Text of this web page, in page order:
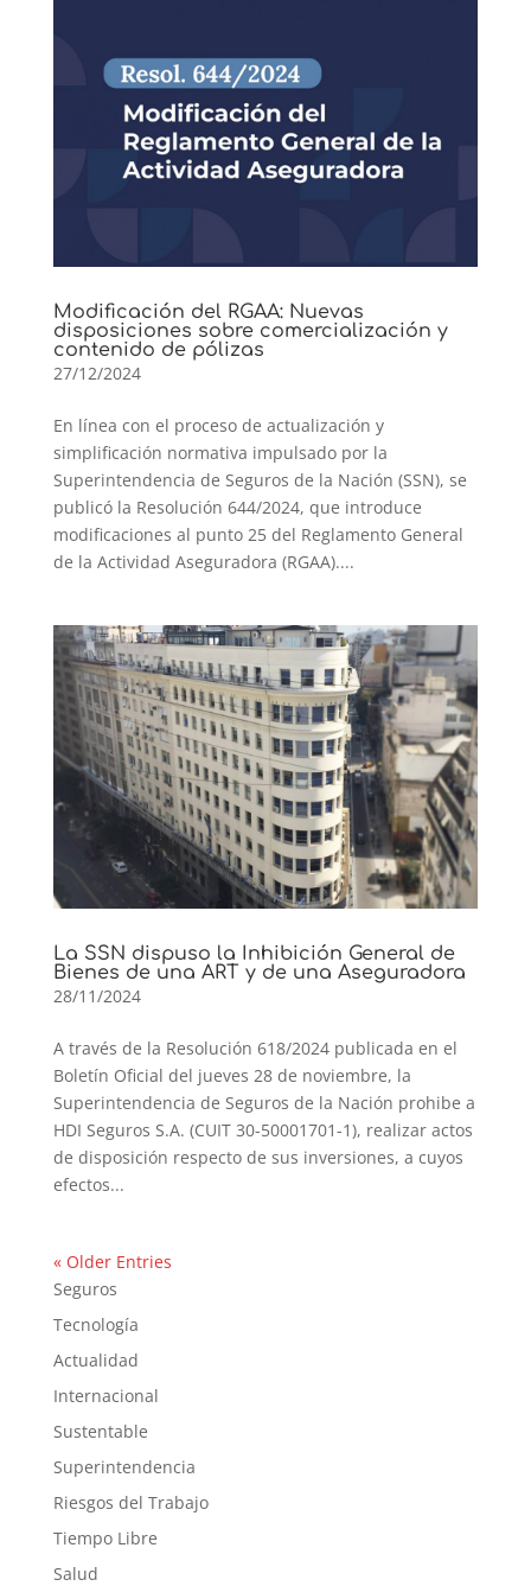
Modificación del RGAA: Nuevas
disposiciones sobre comercialización y
contenido de pólizas
27/12/2024
En línea con el proceso de actualización y
simplificación normativa impulsado por la
Superintendencia de Seguros de la Nación (SSN), se
publicó la Resolución 644/2024, que introduce
modificaciones al punto 25 del Reglamento General
de la Actividad Aseguradora (RGAA)....
La SSN dispuso la Inhibición General de
Bienes de una ART y de una Aseguradora
28/11/2024
A través de la Resolución 618/2024 publicada en el
Boletín Oficial del jueves 28 de noviembre, la
Superintendencia de Seguros de la Nación prohibe a
HDI Seguros S.A. (CUIT 30-50001701-1), realizar actos
de disposición respecto de sus inversiones, a cuyos
efectos...
« Older Entries
Seguros
Tecnología
Actualidad
Internacional
Sustentable
Superintendencia
Riesgos del Trabajo
Tiempo Libre
Salud